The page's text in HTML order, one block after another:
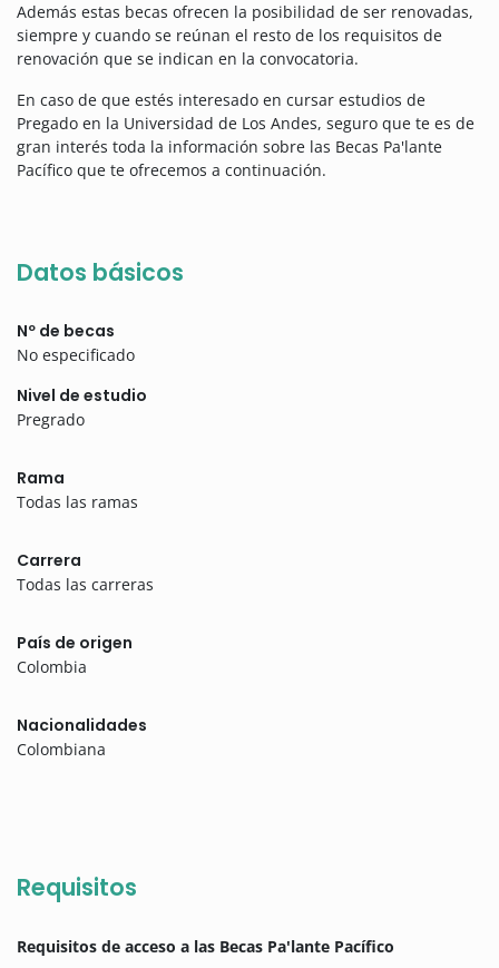
Además estas becas ofrecen la posibilidad de ser renovadas,
siempre y cuando se reúnan el resto de los requisitos de
renovación que se indican en la convocatoria.
En caso de que estés interesado en cursar estudios de
Pregado en la Universidad de Los Andes, seguro que te es de
gran interés toda la información sobre las Becas Pa'lante
Pacífico que te ofrecemos a continuación.
Datos básicos
Nº de becas
No especificado
Nivel de estudio
Pregrado
Rama
Todas las ramas
Carrera
Todas las carreras
País de origen
Colombia
Nacionalidades
Colombiana
Requisitos
Requisitos de acceso a las Becas Pa'lante Pacífico